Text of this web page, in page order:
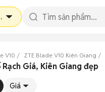
V10 ZTE Blade V10 Kiên Giang
Giá, Kiên Giang đẹp
Giá